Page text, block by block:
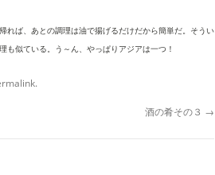
れば、あとの調理は油で揚げるだけだから簡単だ。そうい
似ている。う～ん、やっぱりアジアは一つ！
.
酒の肴その３ →